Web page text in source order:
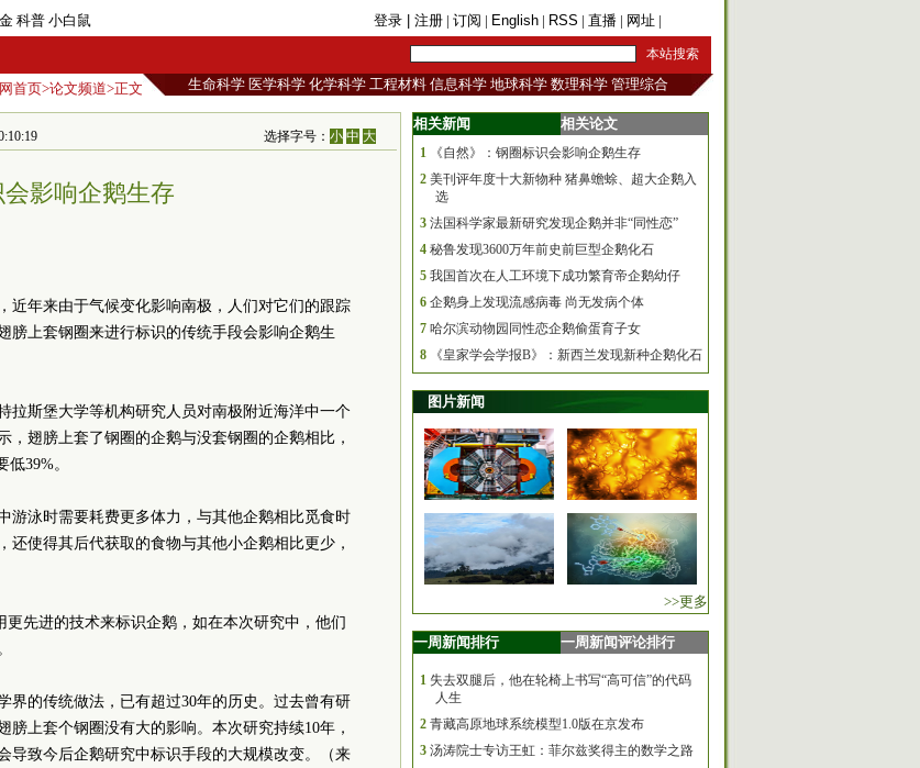
科普 小白鼠 登录 | 注册 | 订阅 | English | RSS | 直播 | 网址 |
首页>论文频道>正文 生命科学 医学科学 化学科学 工程材料 信息科学 地球科学 数理科学 管理综合
选择字号：小 中 大
影响企鹅生存
近年来由于气候变化影响南极，人们对它们的跟踪
膀上套钢圈来进行标识的传统手段会影响企鹅生
拉斯堡大学等机构研究人员对南极附近海洋中一个
翅膀上套了钢圈的企鹅与没套钢圈的企鹅相比，
39%。
游泳时需要耗费更多体力，与其他企鹅相比觅食时
使得其后代获取的食物与其他小企鹅相比更少，
先进的技术来标识企鹅，如在本次研究中，他们
界的传统做法，已有超过30年的历史。过去曾有研
上套个钢圈没有大的影响。本次研究持续10年，
导致今后企鹅研究中标识手段的大规模改变。（来
相关新闻 相关论文
1
《自然》：钢圈标识会影响企鹅生存
2 美刊评年度十大新物种 猪鼻蟾蜍、超大企鹅入
选
3 法国科学家最新研究发现企鹅并非“同性恋”
4 秘鲁发现3600万年前史前巨型企鹅化石
5 我国首次在人工环境下成功繁育帝企鹅幼仔
6 企鹅身上发现流感病毒 尚无发病个体
7 哈尔滨动物园同性恋企鹅偷蛋育子女
8
《皇家学会学报B》：新西兰发现新种企鹅化石
图片新闻
>>更多
一周新闻排行 一周新闻评论排行
1 失去双腿后，他在轮椅上书写“高可信”的代码
人生
2 青藏高原地球系统模型1.0版在京发布
3 汤涛院士专访王虹：菲尔兹奖得主的数学之路